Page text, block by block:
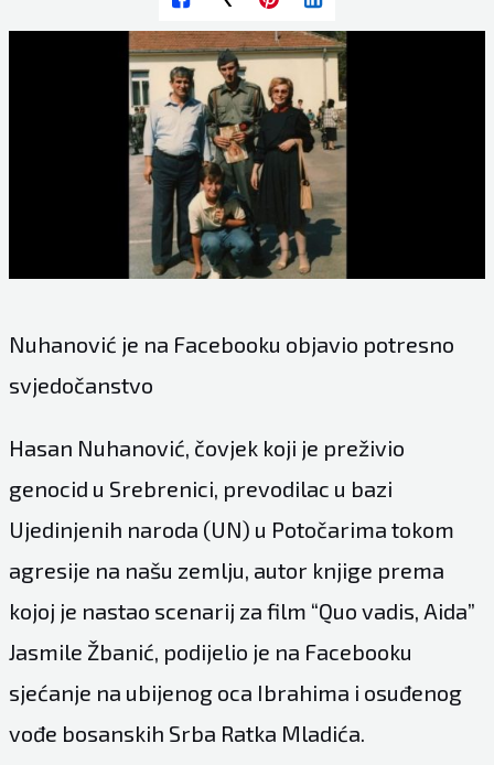
Nuhanović je na Facebooku objavio potresno
svjedočanstvo
Hasan Nuhanović, čovjek koji je preživio
genocid u Srebrenici, prevodilac u bazi
Ujedinjenih naroda (UN) u Potočarima tokom
agresije na našu zemlju, autor knjige prema
kojoj je nastao scenarij za film “Quo vadis, Aida”
Jasmile Žbanić, podijelio je na Facebooku
sjećanje na ubijenog oca Ibrahima i osuđenog
vođe bosanskih Srba Ratka Mladića.